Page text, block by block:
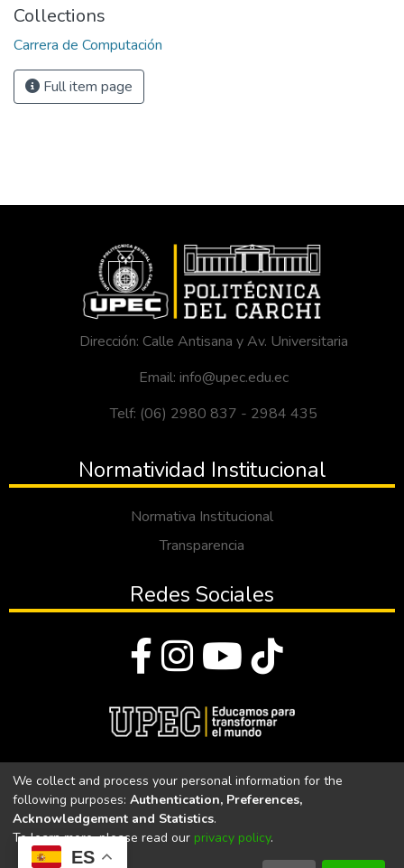
ES
Collections
Carrera de Computación
Full item page
Dirección: Calle Antisana y Av. Universitaria
Email: info@upec.edu.ec
Telf: (06) 2980 837 - 2984 435
Normatividad Institucional
Normativa Institucional
Transparencia
Redes Sociales
Universidad Politécnica Estatal del Carchi
Universidad Politécnica Estatal del Carchi | Acreditada por el
We collect and process your personal information for the
following purposes: Authentication, Preferences,
Acknowledgement and Statistics.
To learn more, please read our privacy policy.